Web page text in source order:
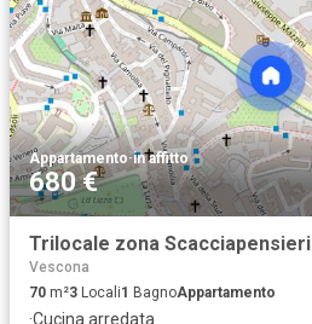
Appartamento·in affitto
680 €
Trilocale zona Scacciapensieri
Vescona
70 m²3 Locali1 BagnoAppartamento
·Cucina arredata